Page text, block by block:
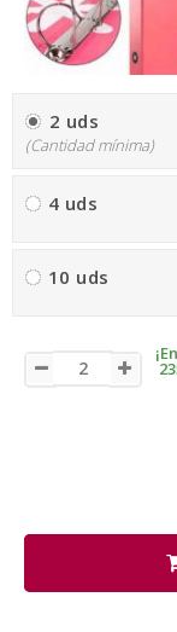
2 uds
(Cantidad mínima)
4 uds
10 uds